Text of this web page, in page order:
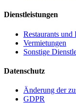
Dienstleistungen
Restaurants und
Vermietungen
Sonstige
Datenschutz
Änderung der
GDPR